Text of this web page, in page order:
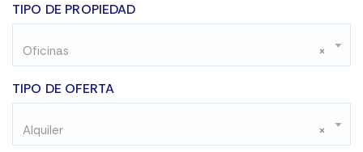
TIPO DE PROPIEDAD
×
Oficinas
TIPO DE OFERTA
×
Alquiler